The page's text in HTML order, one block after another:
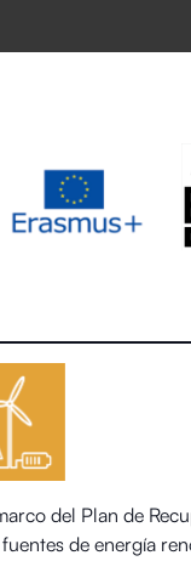
del Plan de
de energía